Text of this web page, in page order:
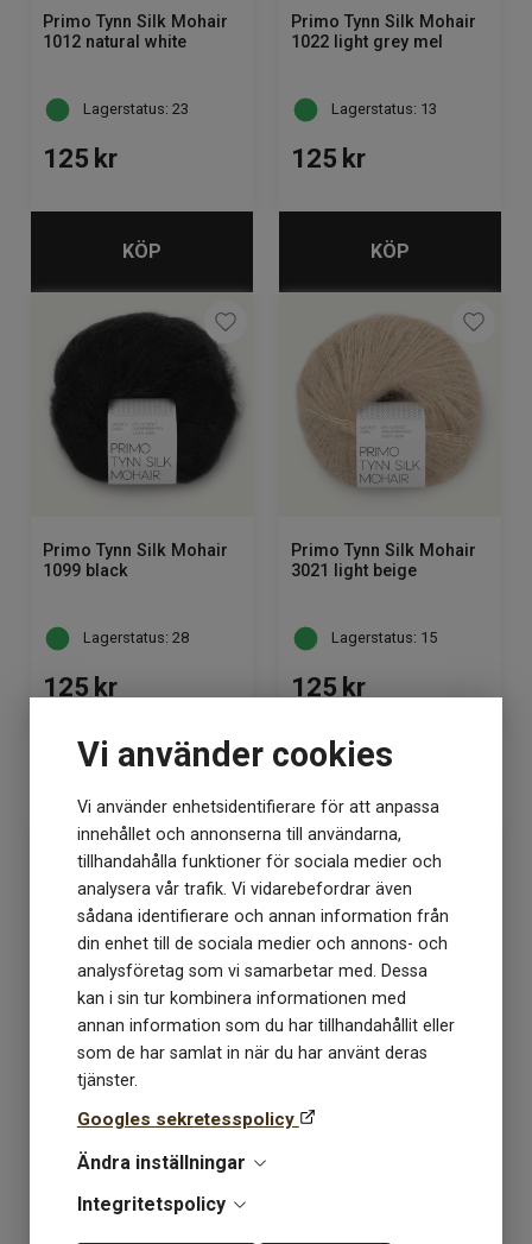
Vi använder cookies
Vi använder enhetsidentifierare för att anpassa
innehållet och annonserna till användarna,
tillhandahålla funktioner för sociala medier och
analysera vår trafik. Vi vidarebefordrar även
sådana identifierare och annan information från
din enhet till de sociala medier och annons- och
analysföretag som vi samarbetar med. Dessa
kan i sin tur kombinera informationen med
annan information som du har tillhandahållit eller
som de har samlat in när du har använt deras
tjänster.
Googles sekretesspolicy
Ändra inställningar
Integritetspolicy
Primo Tynn Silk Mohair
1012 natural white
Lagerstatus: 23
125 kr
KÖP
Primo Tynn Silk Mohair
1022 light grey mel
Lagerstatus: 13
125 kr
KÖP
Primo Tynn Silk Mohair
1099 black
Lagerstatus: 28
125 kr
Primo Tynn Silk Mohair
3021 light beige
Lagerstatus: 15
125 kr
Primo Tynn Silk Mohair
Lagerstatus: 8
125 kr